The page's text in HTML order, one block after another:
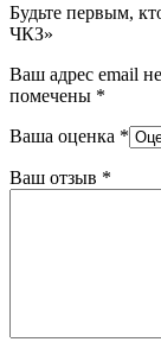
Будьте первым,
ЧКЗ»
Ваш адрес email
помечены *
Ваша оценка *
Ваш отзыв *